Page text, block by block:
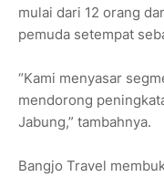
mulai dari 12 orang
pemuda setempat
“Kami menyasar
mendorong
Jabung,” tambahnya.
Bangjo Travel